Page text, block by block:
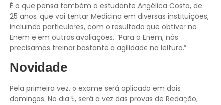
É o que pensa também a estudante Angélica Costa, de
25 anos, que vai tentar Medicina em diversas instituições,
incluindo particulares, com o resultado que obtiver no
Enem e em outras avaliações. “Para o Enem, nós
precisamos treinar bastante a agilidade na leitura.”
Novidade
Pela primeira vez, o exame será aplicado em dois
domingos. No dia 5, será a vez das provas de Redação,